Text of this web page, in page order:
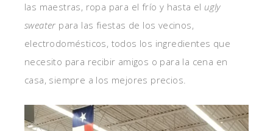
las maestras, ropa para el frío y hasta el ugly
sweater para las fiestas de los vecinos,
electrodomésticos, todos los ingredientes que
necesito para recibir amigos o para la cena en
casa, siempre a los mejores precios.